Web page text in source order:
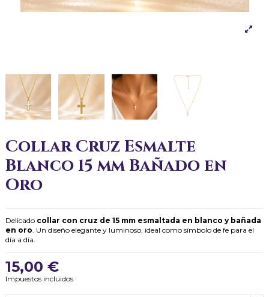
Collar Cruz Esmalte
Blanco 15 mm Bañado en
Oro
Delicado collar con cruz de 15 mm esmaltada en blanco y bañada
en oro . Un diseño elegante y luminoso, ideal como símbolo de fe para el
día a día.
15,00 €
Impuestos incluidos